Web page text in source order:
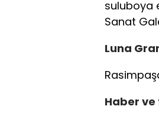
suluboya
Sanat
Luna
Haber